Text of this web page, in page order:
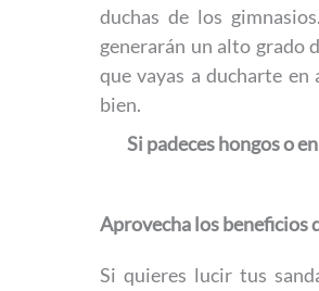
duchas de los
generarán un alto grado
que vayas a ducharte en
bien.
Si padeces hongos o
Aprovecha los beneficios
Si quieres lucir tus